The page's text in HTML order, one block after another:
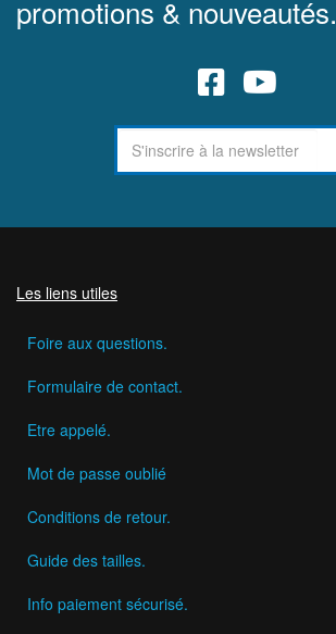
promotions & nouveautés.
Les liens utiles
Foire aux questions.
Formulaire de contact.
Etre appelé.
Mot de passe oublié
Conditions de retour.
Guide des tailles.
Info paiement sécurisé.